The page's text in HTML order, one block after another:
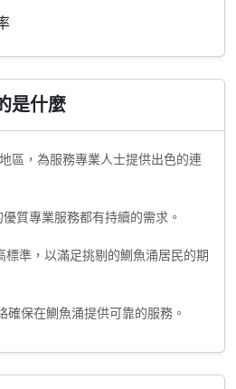
是什麼
區，為服務專業人士提供出色的連
質專業服務都有持續的需求。
標準，以滿足挑剔的鰂魚涌居民的期
確保在鰂魚涌提供可靠的服務。